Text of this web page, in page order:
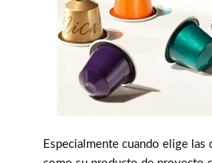
Especialmente cuando elige las